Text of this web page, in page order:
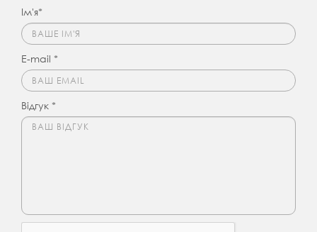
Ім'я*
E-mail *
Відгук *